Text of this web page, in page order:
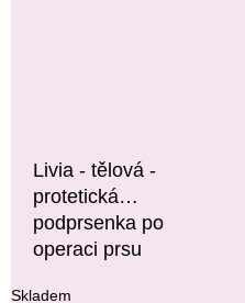
Livia - tělová -
protetická
podprsenka po
operaci prsu
Skladem